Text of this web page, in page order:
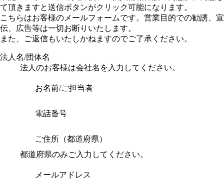
て頂きますと送信ボタンがクリック可能になります。
こちらはお客様のメールフォームです。営業目的での勧誘、宣
伝、広告等は一切お断りいたします。
また、ご返信もいたしかねますのでご了承ください。
法人名/団体名
法人のお客様は会社名を入力してください。
お名前/ご担当者
電話番号
ご住所（都道府県）
都道府県のみご入力してください。
メールアドレス